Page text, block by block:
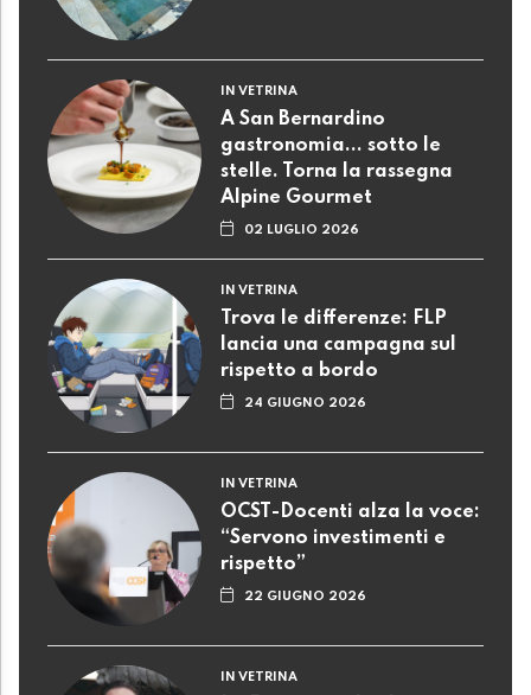
IN VETRINA
A San Bernardino
gastronomia... sotto le
stelle. Torna la rassegna
Alpine Gourmet
02 LUGLIO 2026
IN VETRINA
Trova le differenze: FLP
lancia una campagna sul
rispetto a bordo
24 GIUGNO 2026
IN VETRINA
OCST-Docenti alza la voce:
“Servono investimenti e
rispetto”
22 GIUGNO 2026
IN VETRINA